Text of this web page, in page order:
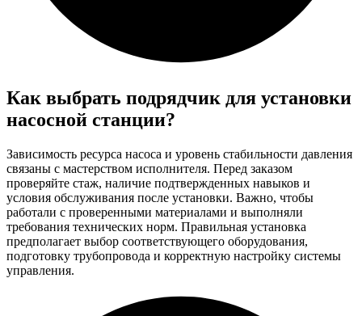
Как выбрать подрядчик для установки
насосной станции?
Зависимость ресурса насоса и уровень стабильности давления
связаны с мастерством исполнителя. Перед заказом
проверяйте стаж, наличие подтвержденных навыков и
условия обслуживания после установки. Важно, чтобы
работали с проверенными материалами и выполняли
требования технических норм. Правильная установка
предполагает выбор соответствующего оборудования,
подготовку трубопровода и корректную настройку системы
управления.